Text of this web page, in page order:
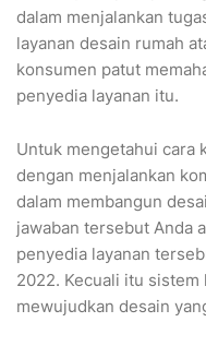
dalam menjalankan
layanan desain rumah
konsumen patut
penyedia layanan itu.
Untuk mengetahui cara
dengan menjalankan
dalam membangun
jawaban tersebut Anda
penyedia layanan
2022. Kecuali itu sistem
mewujudkan desain